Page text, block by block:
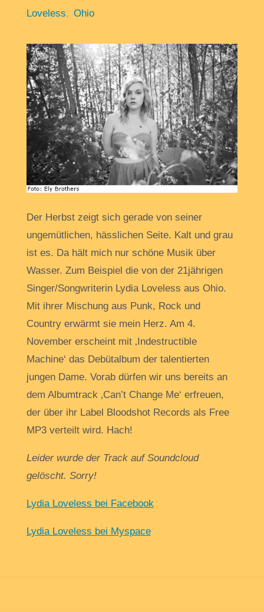
Loveless, Ohio
Der Herbst zeigt sich gerade von seiner
ungemütlichen, hässlichen Seite. Kalt und grau
ist es. Da hält mich nur schöne Musik über
Wasser. Zum Beispiel die von der 21jährigen
Singer/Songwriterin Lydia Loveless aus Ohio.
Mit ihrer Mischung aus Punk, Rock und
Country erwärmt sie mein Herz. Am 4.
November erscheint mit ‚Indestructible
Machine‘ das Debütalbum der talentierten
jungen Dame. Vorab dürfen wir uns bereits an
dem Albumtrack ‚Can’t Change Me‘ erfreuen,
der über ihr Label Bloodshot Records als Free
MP3 verteilt wird. Hach!
Leider wurde der Track auf Soundcloud
gelöscht. Sorry!
Lydia Loveless bei Facebook
Lydia Loveless bei Myspace